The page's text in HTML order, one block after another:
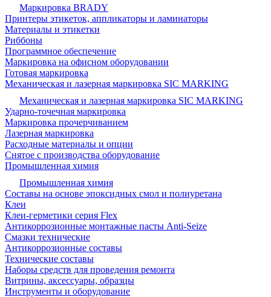
Маркировка BRADY
Принтеры этикеток, аппликаторы и ламинаторы
Материалы и этикетки
Риббоны
Программное обеспечение
Маркировка на офисном оборудовании
Готовая маркировка
Механическая и лазерная маркировка SIC MARKING
Механическая и лазерная маркировка SIC MARKING
Ударно-точечная маркировка
Маркировка прочерчиванием
Лазерная маркировка
Расходные материалы и опции
Снятое с производства оборудование
Промышленная химия
Промышленная химия
Составы на основе эпоксидных смол и полиуретана
Клеи
Клеи-герметики серия Flex
Антикоррозионные монтажные пасты Anti-Seize
Смазки технические
Антикоррозионные составы
Технические составы
Наборы средств для проведения ремонта
Витрины, аксессуары, образцы
Инструменты и оборудование